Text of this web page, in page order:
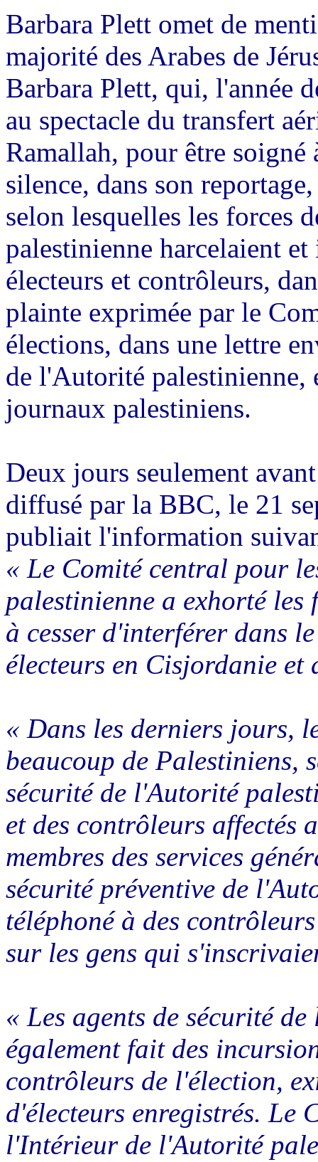
Barbara Plett omet de
majorité des Arabes de
Barbara Plett, qui, l'année
au spectacle du transfert
Ramallah, pour être soigné
silence, dans son
selon lesquelles les forces
palestinienne harcelaient
électeurs et contrôleurs,
plainte exprimée par le
élections, dans une lettre
de l'Autorité palestinienne,
journaux palestiniens.
Deux jours seulement
diffusé par la BBC, le 21
publiait l'information
« Le Comité central pour
palestinienne a exhorté les
à cesser d'interférer dans
électeurs en Cisjordanie et
« Dans les derniers jours,
beaucoup de Palestiniens,
sécurité de l'Autorité
et des contrôleurs affectés
membres des services
sécurité préventive de
téléphoné à des
sur les gens qui
« Les agents de sécurité
également fait des
contrôleurs de l'élection,
d'électeurs enregistrés. Le
l'Intérieur de l'Autorité